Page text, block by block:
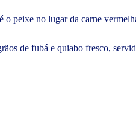
é o peixe no lugar da carne
de fubá e quiabo fresco,